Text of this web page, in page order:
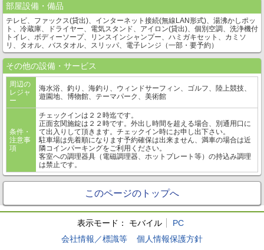
部屋設備・備品
テレビ、ファックス(貸出)、インターネット接続(無線LAN形式)、湯沸かしポッ
ト、冷蔵庫、ドライヤー、電気スタンド、アイロン(貸出)、個別空調、洗浄機付
トイレ、ボディーソープ、リンスインシャンプー、ハミガキセット、カミソ
リ、タオル、バスタオル、スリッパ、電子レンジ（一部・要予約）
その他の設備・サービス
周辺の
レジャ
ー
海水浴、釣り、海釣り、ウィンドサーフィン、ゴルフ、陸上競技、
遊園地、博物館、テーマパーク、美術館
条件・
注意事
項
チェックインは２２時迄です。
正面玄関施錠は２２時です。外出し時間を超える場合、別通用口に
て出入りして頂きます。チェックイン時にお申し出下さい。
駐車場は先着順になります予約確保は出来ません、満車の場合は近
隣コインパーキングをご利用ください。
客室への調理器具（電磁調理器、ホットプレート等）の持込み調理
は禁止です。
このページのトップへ
表示モード： モバイル
PC
会社情報／標識等
個人情報保護方針